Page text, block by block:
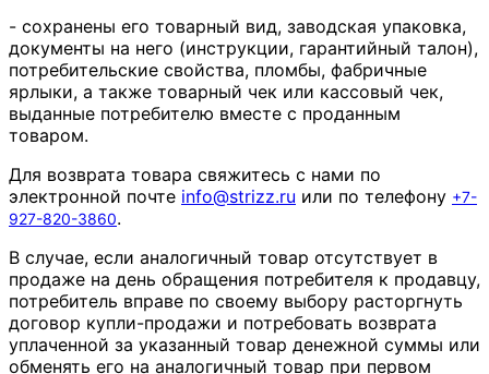
- сохранены его товарный вид, заводская упаковка,
документы на него (инструкции, гарантийный талон),
потребительские свойства, пломбы, фабричные
ярлыки, а также товарный чек или кассовый чек,
выданные потребителю вместе с проданным
товаром.
Для возврата товара свяжитесь с нами по
электронной почте info@strizz.ru или по телефону +7-
927-820-3860.
В случае, если аналогичный товар отсутствует в
продаже на день обращения потребителя к продавцу,
потребитель вправе по своему выбору расторгнуть
договор купли-продажи и потребовать возврата
уплаченной за указанный товар денежной суммы или
обменять его на аналогичный товар при первом